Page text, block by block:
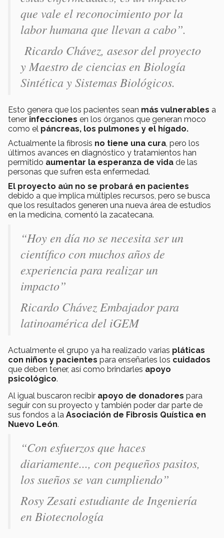
que vale el reconocimiento por la
labor humana que llevan a cabo”.
Ricardo Chávez, asesor del proyecto
y Maestro de ciencias en Biología
Sintética y Sistemas Biológicos.
Esto genera que los pacientes sean más vulnerables a
tener infecciones en los órganos que generan moco
como el páncreas, los pulmones y el hígado.
Actualmente la fibrosis no tiene una cura, pero los
últimos avances en diagnóstico y tratamientos han
permitido aumentar la esperanza de vida de las
personas que sufren esta enfermedad.
El proyecto aún no se probará en pacientes
debido a que implica múltiples recursos, pero se busca
que los resultados generen una nueva área de estudios
en la medicina, comentó la zacatecana.
“Hoy en día no se necesita ser un
científico con muchos años de
experiencia para realizar un
impacto”
Ricardo Chávez Embajador para
latinoamérica del iGEM
Actualmente el grupo ya ha realizado varias pláticas
con niños y pacientes para enseñarles los cuidados
que deben tener, así como brindarles apoyo
psicológico.
Al igual buscaron recibir apoyo de donadores para
seguir con su proyecto y también poder dar parte de
sus fondos a la Asociación de Fibrosis Quística en
Nuevo León.
“Con esfuerzos que haces
diariamente..., con pequeños pasitos,
los sueños se van cumpliendo”
Rosy Zesati estudiante de Ingeniería
en Biotecnología